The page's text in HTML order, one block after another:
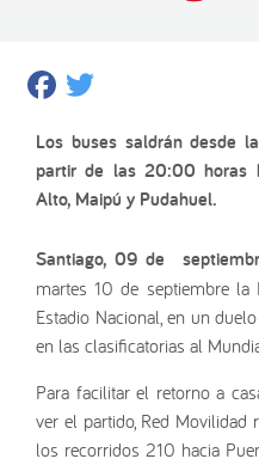
Facebook
Los buses saldrán desde
partir de las 20:00 horas
Alto, Maipú y Pudahuel.
Santiago, 09 de
martes 10 de septiembre la
Estadio Nacional, en un
en las clasificatorias al
Para facilitar el retorno a
ver el partido, Red
los recorridos 210 hacia